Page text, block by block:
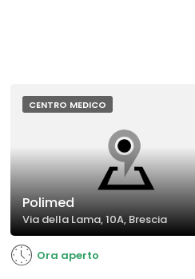
CENTRO MEDICO
Polimed
Via della Lama, 10A, Brescia
Ora aperto